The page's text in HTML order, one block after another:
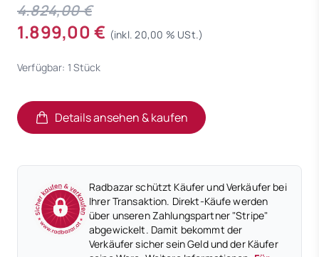
4.824,00 €
1.899,00 € (inkl. 20,00 % USt.)
Verfügbar: 1 Stück
Details ansehen & kaufen
(öffnet in neuem Tab)
(öffnet in neuem Tab)
Radbazar schützt Käufer und Verkäufer bei
Ihrer Transaktion. Direkt-Käufe werden
über unseren Zahlungspartner "Stripe"
abgewickelt. Damit bekommt der
Verkäufer sicher sein Geld und der Käufer